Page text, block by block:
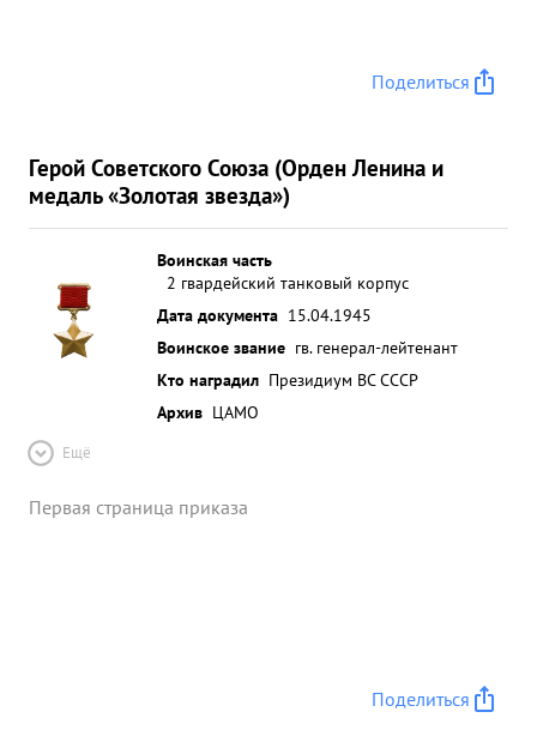
Поделиться
Герой Советского Союза (Орден Ленина и
медаль «Золотая звезда»)
Воинская часть
2 гвардейский танковый корпус
Дата документа 15.04.1945
Воинское звание гв. генерал-лейтенант
Кто наградил Президиум ВС СССР
Архив ЦАМО
Ещё
Первая страница приказа
Поделиться